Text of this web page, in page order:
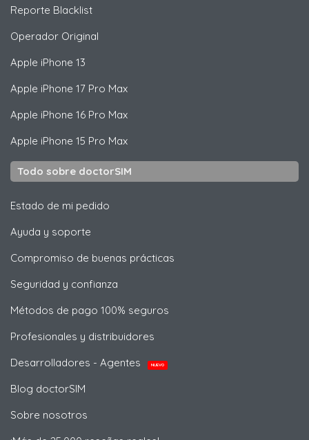
Reporte Blacklist
Operador Original
Apple iPhone 13
Apple iPhone 17 Pro Max
Apple iPhone 16 Pro Max
Apple iPhone 15 Pro Max
Todo sobre doctorSIM
Estado de mi pedido
Ayuda y soporte
Compromiso de buenas prácticas
Seguridad y confianza
Métodos de pago 100% seguros
Profesionales y distribuidores
Desarrolladores - Agentes
NUEVO
Blog doctorSIM
Sobre nosotros